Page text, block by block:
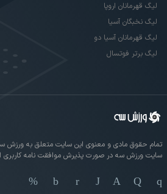
لیگ قهرمانان اروپا
لیگ نخبگان آسیا
لیگ قهرمانان آسیا دو
لیگ برتر فوتسال
تمام حقوق مادی و معنوی این سایت متعلق به ورزش
سایت ورزش سه در صورت پذیرش موافقت نامه کاربری